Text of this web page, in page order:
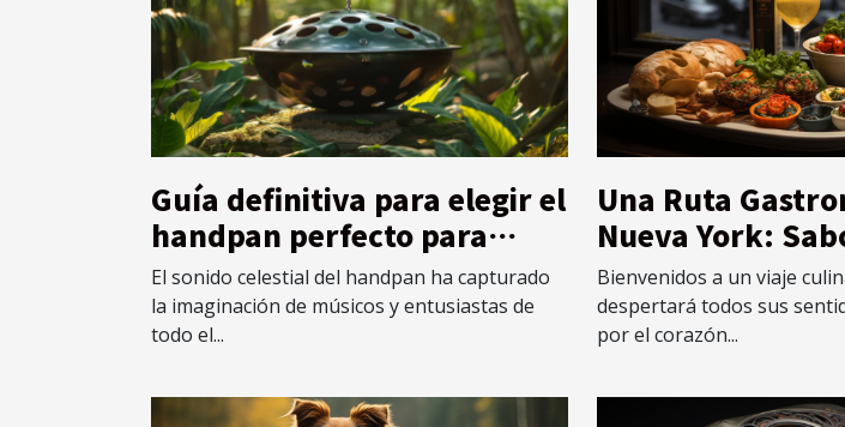
Guía definitiva para elegir el
handpan perfecto para
principiantes
El sonido celestial del handpan ha capturado
la imaginación de músicos y entusiastas de
todo el...
Una Ruta
Nueva York:
Mundo en un
Bienvenidos a un viaje
despertará todos sus
por el corazón...